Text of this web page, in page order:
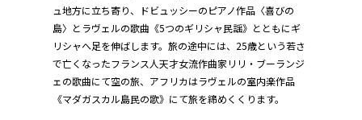
ュ地方に立ち寄り、ドビュッシーのピアノ作品〈喜びの
島〉とラヴェルの歌曲《5つのギリシャ民謡》とともにギ
リシャへ足を伸ばします。旅の途中には、25歳という若さ
で亡くなったフランス人天才女流作曲家リリ・ブーランジ
ェの歌曲にて空の旅、アフリカはラヴェルの室内楽作品
《マダガスカル島民の歌》にて旅を締めくくります。